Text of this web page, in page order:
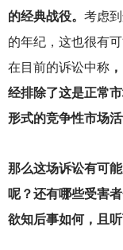
的经典战役。 考虑
的年纪，这也很有
在目前的诉讼中称
经排除了这是正常
形式的竞争性市场
那么这场诉讼有可
呢？还有哪些受害
欲知后事如何，且听